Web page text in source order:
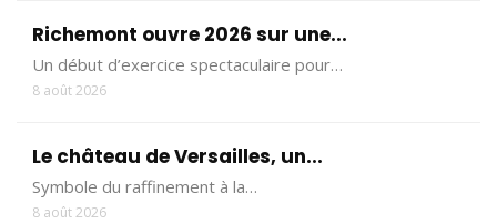
Richemont ouvre 2026 sur une...
Un début d’exercice spectaculaire pour…
8 août 2026
Le château de Versailles, un...
Symbole du raffinement à la…
8 août 2026